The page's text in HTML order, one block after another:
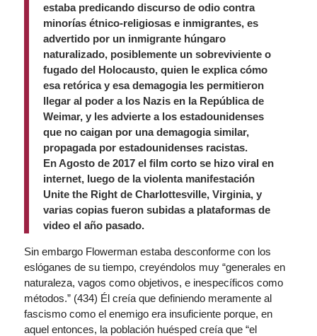
estaba predicando discurso de odio contra
minorías étnico-religiosas e inmigrantes, es
advertido por un inmigrante húngaro
naturalizado, posiblemente un sobreviviente o
fugado del Holocausto, quien le explica cómo
esa retórica y esa demagogia les permitieron
llegar al poder a los Nazis en la República de
Weimar, y les advierte a los estadounidenses
que no caigan por una demagogia similar,
propagada por estadounidenses racistas.
En Agosto de 2017 el film corto se hizo viral en
internet, luego de la violenta manifestación
Unite the Right de Charlottesville, Virginia, y
varias copias fueron subidas a plataformas de
video el año pasado.
Sin embargo Flowerman estaba desconforme con los
eslóganes de su tiempo, creyéndolos muy “generales en
naturaleza, vagos como objetivos, e inespecíficos como
métodos.” (434) Él creía que definiendo meramente al
fascismo como el enemigo era insuficiente porque, en
aquel entonces, la población huésped creía que “el